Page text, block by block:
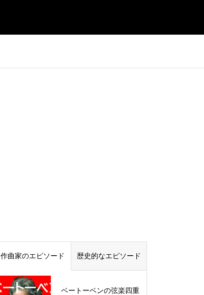
作曲家のエピソード 歴史的なエピソード
ベートーベンの弦楽四重